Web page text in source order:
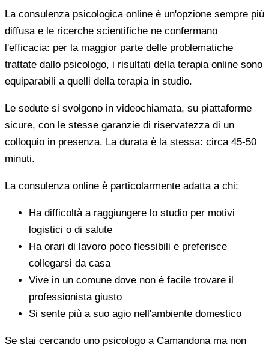
La consulenza psicologica online è un'opzione sempre più
diffusa e le ricerche scientifiche ne confermano
l'efficacia: per la maggior parte delle problematiche
trattate dallo psicologo, i risultati della terapia online sono
equiparabili a quelli della terapia in studio.
Le sedute si svolgono in videochiamata, su piattaforme
sicure, con le stesse garanzie di riservatezza di un
colloquio in presenza. La durata è la stessa: circa 45-50
minuti.
La consulenza online è particolarmente adatta a chi:
Ha difficoltà a raggiungere lo studio per motivi
logistici o di salute
Ha orari di lavoro poco flessibili e preferisce
collegarsi da casa
Vive in un comune dove non è facile trovare il
professionista giusto
Si sente più a suo agio nell'ambiente domestico
Se stai cercando uno psicologo a Camandona ma non